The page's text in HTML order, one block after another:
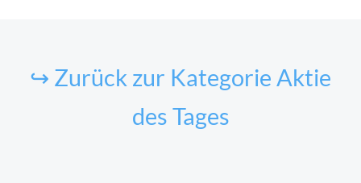
↪ Zurück zur Kategorie Aktie
des Tages